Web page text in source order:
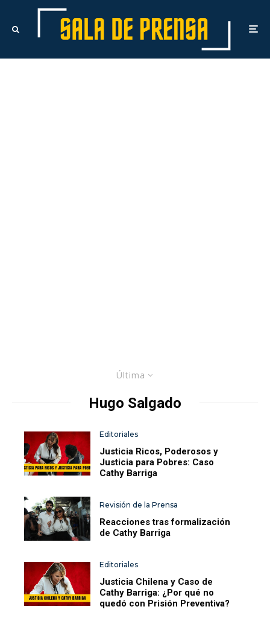
Última
Hugo Salgado
Editoriales
Justicia Ricos, Poderosos y
Justicia para Pobres: Caso
Cathy Barriga
Revisión de la Prensa
Reacciones tras formalización
de Cathy Barriga
Editoriales
Justicia Chilena y Caso de
Cathy Barriga: ¿Por qué no
quedó con Prisión Preventiva?